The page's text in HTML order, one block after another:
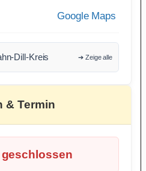
Google Maps
Dill-Kreis ➔ Zeige alle
& Termin
geschlossen